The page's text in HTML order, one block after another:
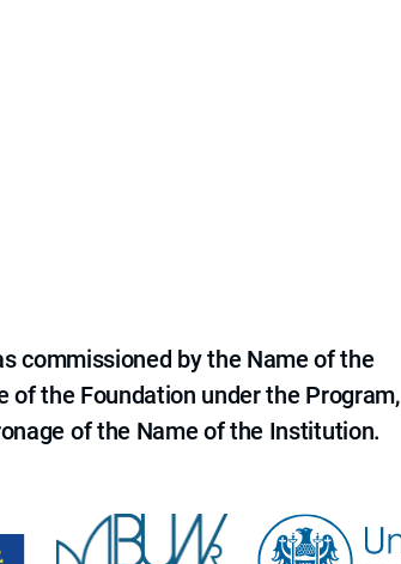
commissioned by the Name of the
the Foundation under the Program,
of the Name of the Institution.